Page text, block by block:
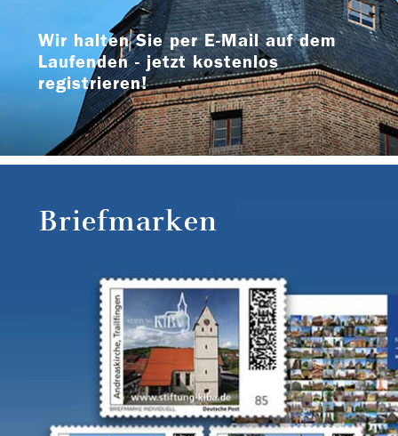
Wir halten Sie per E-Mail auf dem
Laufenden - jetzt kostenlos
registrieren!
Briefmarken